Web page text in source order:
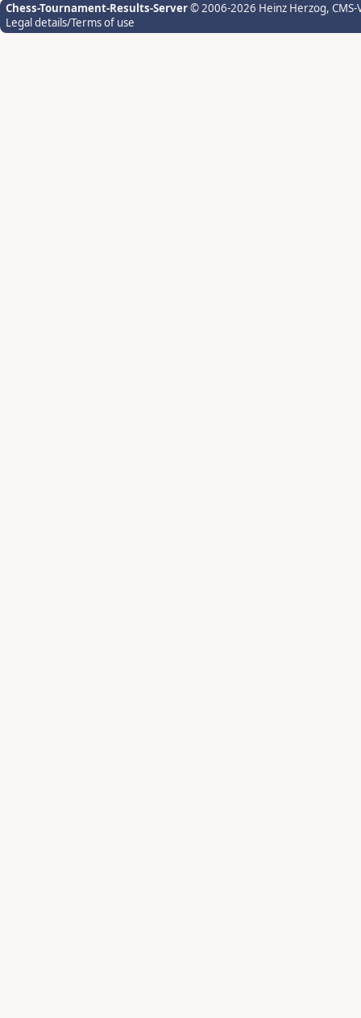
Chess-Tournament-Results-Server© 2006-2026 Heinz Herzog,
Legal details/Terms of use